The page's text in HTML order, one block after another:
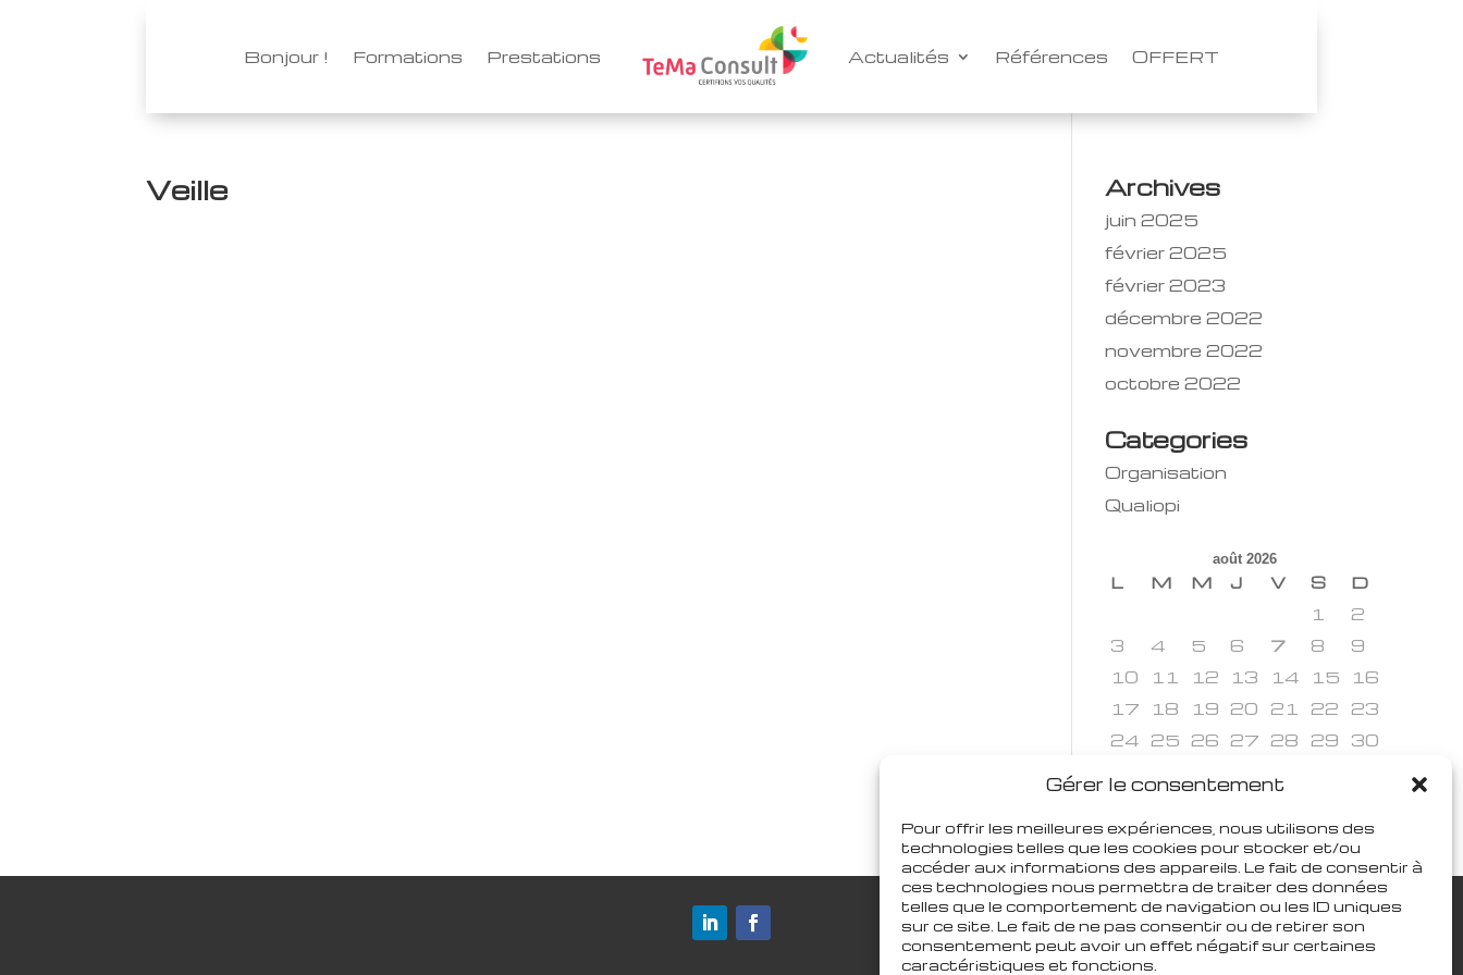
Gérer le consentement
Pour offrir les meilleures expériences, nous utilisons des
technologies telles que les cookies pour stocker et/ou
accéder aux informations des appareils. Le fait de consentir à
ces technologies nous permettra de traiter des données
telles que le comportement de navigation ou les ID uniques
sur ce site. Le fait de ne pas consentir ou de retirer son
consentement peut avoir un effet négatif sur certaines
caractéristiques et fonctions.
Bonjour ! Formations Prestations Actualités Références OFFERT
Veille Archives
juin 2025
février 2025
février 2023
décembre 2022
novembre 2022
octobre 2022
Categories
Organisation
Qualiopi
août 2026
L M M J V S
D
1
2
3
4 5 6 7 8
9
10
11 12 13 14 15
16
17
18 19 20 21 22
23
24 25 26 27 28 29
30